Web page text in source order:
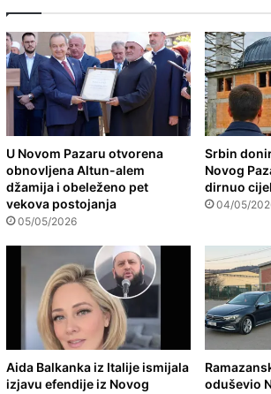
U Novom Pazaru otvorena
obnovljena Altun-alem
džamija i obeleženo pet
vekova postojanja
05/05/2026
Srbin
Novog
dirnuo
04/05/
Aida Balkanka iz Italije ismijala
izjavu efendije iz Novog
oduševio